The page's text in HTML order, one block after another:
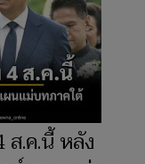
ส.ค.นี้ หลัง